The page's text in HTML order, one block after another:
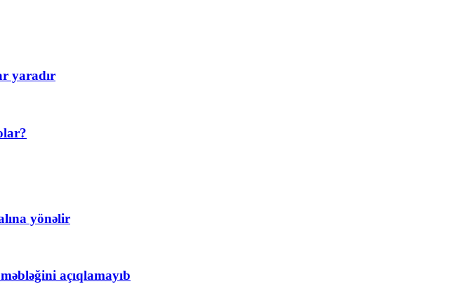
yaradır
yönəlir
açıqlamayıb